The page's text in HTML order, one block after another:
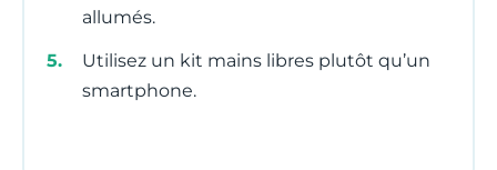
allumés.
Utilisez un kit mains libres plutôt qu’un
smartphone.